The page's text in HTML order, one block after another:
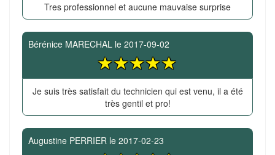
Tres professionnel et aucune mauvaise surprise
Bérénice MARECHAL le 2017-09-02
Je suis très satisfait du technicien qui est venu, il a été
très gentil et pro!
Augustine PERRIER le 2017-02-23